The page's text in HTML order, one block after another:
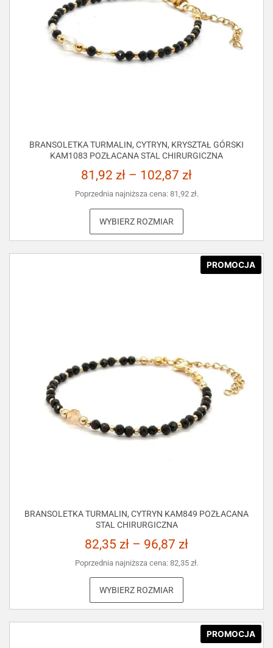
BRANSOLETKA TURMALIN, CYTRYN, KRYSZTAŁ GÓRSKI
KAM1083 POZŁACANA STAL CHIRURGICZNA
81,92 zł – 102,87 zł
Poprzednia najniższa cena: 81,92 zł.
WYBIERZ ROZMIAR
PROMOCJA
BRANSOLETKA TURMALIN, CYTRYN KAM849 POZŁACANA
STAL CHIRURGICZNA
82,35 zł – 96,87 zł
Poprzednia najniższa cena: 82,35 zł.
WYBIERZ ROZMIAR
PROMOCJA